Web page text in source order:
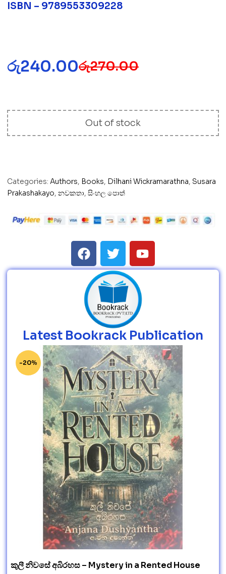
ISBN – 9789553309228
රු270.00
රු240.00
Out of stock
Categories: Authors, Books, Dilhani Wickramarathna, Susara
Prakashakayo, නවකතා, සිංහල පොත්
Latest Bookrack Publication
-20%
කුලී නිවසේ අබිරහස – Mystery in a Rented House